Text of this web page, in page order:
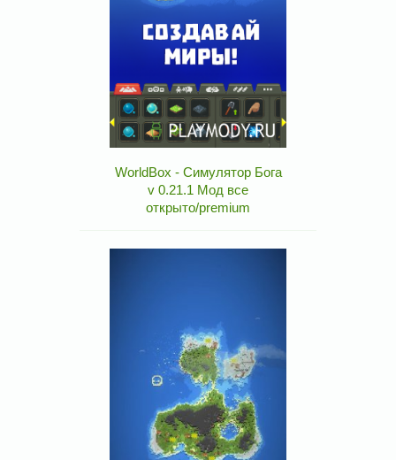
WorldBox - Симулятор Бога
v 0.21.1 Мод все
открыто/premium